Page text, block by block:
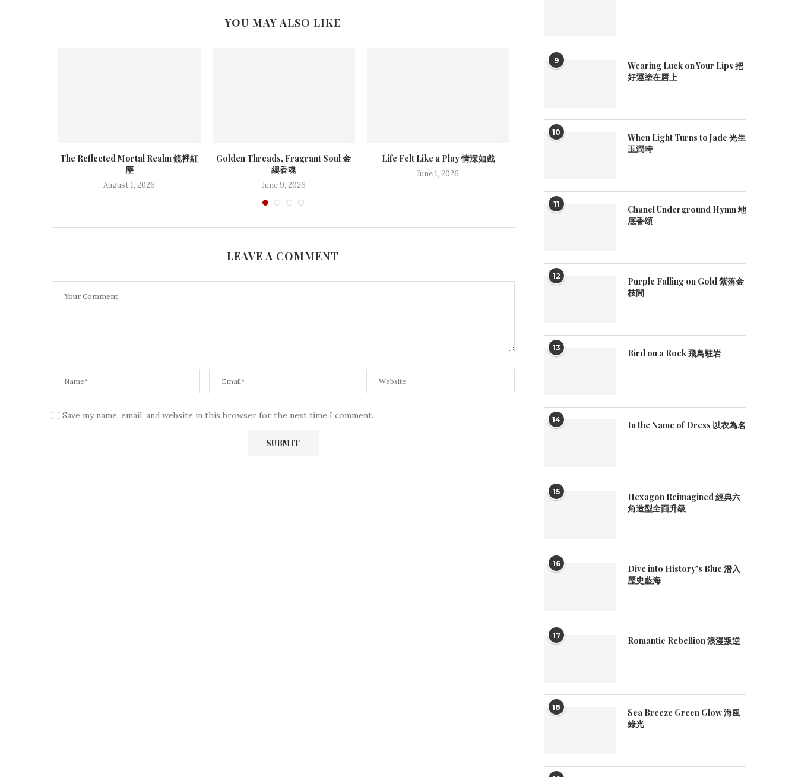
YOU MAY ALSO LIKE
The Reflected Mortal Realm 鏡裡紅
塵
August 1, 2026
Golden Threads, Fragrant Soul 金
縷香魂
June 9, 2026
Life Felt Like a Play 情深如戲
June 1, 2026
LEAVE A COMMENT
Save my name, email, and website in this browser for the next time I comment.
9
Wearing Luck on Your Lips 把
好運塗在唇上
10
When Light Turns to Jade 光生
玉潤時
11
Chanel Underground Hymn 地
底香頌
12
Purple Falling on Gold 紫落金
枝間
13 Bird on a Rock 飛鳥駐岩
14 In the Name of Dress 以衣為名
15
Hexagon Reimagined 經典六
角造型全面升級
16
Dive into History’s Blue 潛入
歷史藍海
17 Romantic Rebellion 浪漫叛逆
18
Sea Breeze Green Glow 海風
綠光